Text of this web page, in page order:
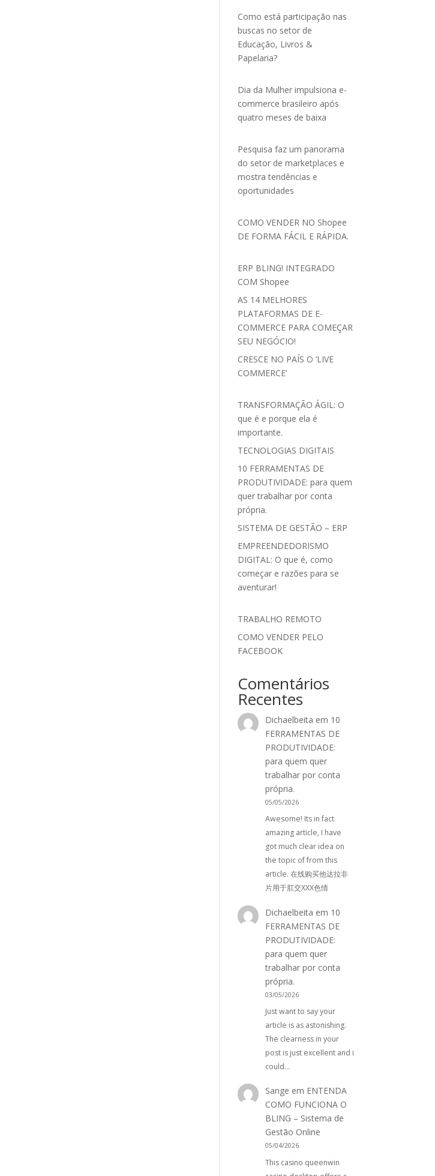
Como está participação nas
buscas no setor de
Educação, Livros &
Papelaria?
Dia da Mulher impulsiona e-
commerce brasileiro após
quatro meses de baixa
Pesquisa faz um panorama
do setor de marketplaces e
mostra tendências e
oportunidades
COMO VENDER NO Shopee
DE FORMA FÁCIL E RÁPIDA.
ERP BLING! INTEGRADO
COM Shopee
AS 14 MELHORES
PLATAFORMAS DE E-
COMMERCE PARA COMEÇAR
SEU NEGÓCIO!
CRESCE NO PAÍS O ‘LIVE
COMMERCE’
TRANSFORMAÇÃO ÁGIL: O
que é e porque ela é
importante.
TECNOLOGIAS DIGITAIS
10 FERRAMENTAS DE
PRODUTIVIDADE: para quem
quer trabalhar por conta
própria.
SISTEMA DE GESTÃO – ERP
EMPREENDEDORISMO
DIGITAL: O que é, como
começar e razões para se
aventurar!
TRABALHO REMOTO
COMO VENDER PELO
FACEBOOK
Comentários
Recentes
Dichaelbeita em 10
FERRAMENTAS DE
PRODUTIVIDADE:
para quem quer
trabalhar por conta
própria.
05/05/2026
Awesome! Its in fact
amazing article, I have
got much clear idea on
the topic of from this
article. 在线购买他达拉非
片用于肛交XXX色情
Dichaelbeita em 10
FERRAMENTAS DE
PRODUTIVIDADE:
para quem quer
trabalhar por conta
própria.
03/05/2026
Just want to say your
article is as astonishing.
The clearness in your
post is just excellent and i
could…
Sange em ENTENDA
COMO FUNCIONA O
BLING – Sistema de
Gestão Online
05/04/2026
This casino queenwin